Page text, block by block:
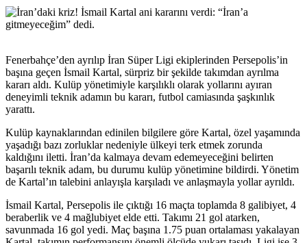
Fenerbahçe’den ayrılıp İran Süper Ligi ekiplerinden Persepolis’in
başına geçen İsmail Kartal, sürpriz bir şekilde takımdan ayrılma
kararı aldı. Kulüp yönetimiyle karşılıklı olarak yollarını ayıran
deneyimli teknik adamın bu kararı, futbol camiasında şaşkınlık
yarattı.
Kulüp kaynaklarından edinilen bilgilere göre Kartal, özel yaşamında
yaşadığı bazı zorluklar nedeniyle ülkeyi terk etmek zorunda
kaldığını iletti. İran’da kalmaya devam edemeyeceğini belirten
başarılı teknik adam, bu durumu kulüp yönetimine bildirdi. Yönetim
de Kartal’ın talebini anlayışla karşıladı ve anlaşmayla yollar ayrıldı.
İsmail Kartal, Persepolis ile çıktığı 16 maçta toplamda 8 galibiyet, 4
beraberlik ve 4 mağlubiyet elde etti. Takımı 21 gol atarken,
savunmada 16 gol yedi. Maç başına 1.75 puan ortalaması yakalayan